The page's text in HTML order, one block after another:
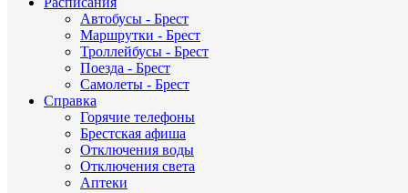
Автобусы - Брест
Маршрутки - Брест
Троллейбусы - Брест
Поезда - Брест
Самолеты - Брест
Справка
Горячие телефоны
Брестская афиша
Отключения воды
Отключения света
Аптеки